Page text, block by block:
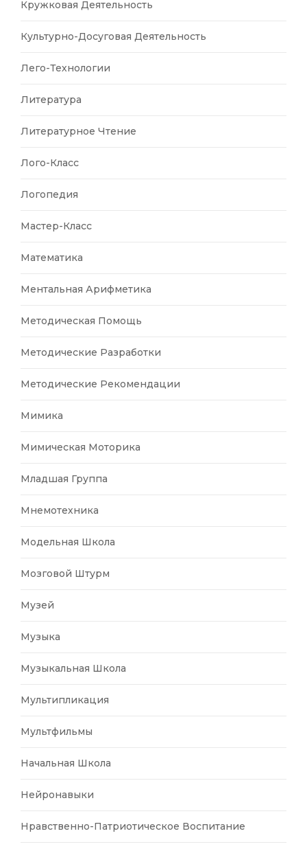
Кружковая Деятельность
Культурно-Досуговая Деятельность
Лего-Технологии
Литература
Литературное Чтение
Лого-Класс
Логопедия
Мастер-Класс
Математика
Ментальная Арифметика
Методическая Помощь
Методические Разработки
Методические Рекомендации
Мимика
Мимическая Моторика
Младшая Группа
Мнемотехника
Модельная Школа
Мозговой Штурм
Музей
Музыка
Музыкальная Школа
Мультипликация
Мультфильмы
Начальная Школа
Нейронавыки
Нравственно-Патриотическое Воспитание